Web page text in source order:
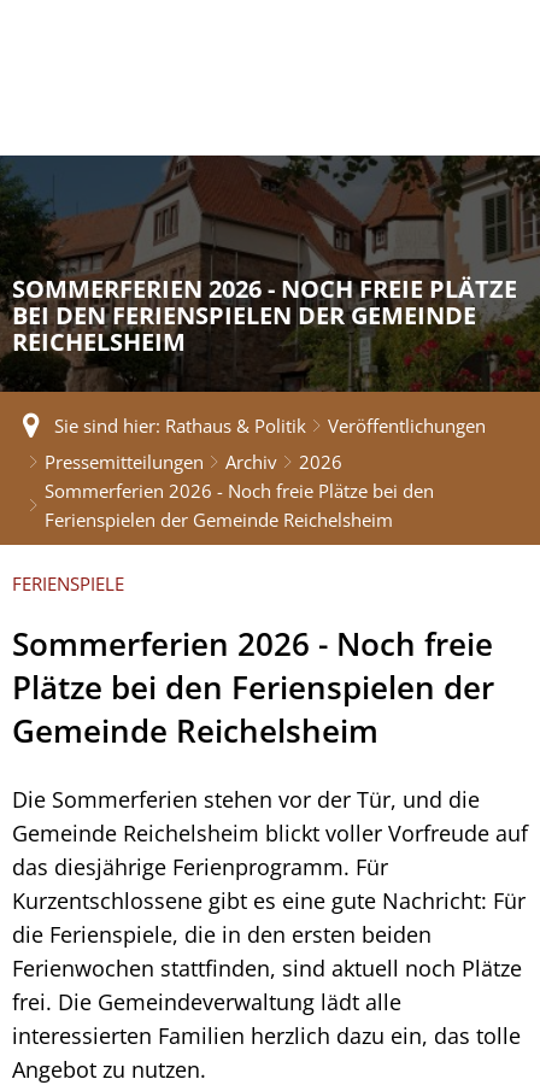
SOMMERFERIEN 2026 - NOCH FREIE PLÄTZE
BEI DEN FERIENSPIELEN DER GEMEINDE
REICHELSHEIM
Sie sind hier: Rathaus & Politik
Veröffentlichungen
Pressemitteilungen
Archiv
2026
Sommerferien 2026 - Noch freie Plätze bei den
Ferienspielen der Gemeinde Reichelsheim
FERIENSPIELE
Sommerferien 2026 - Noch freie
Plätze bei den Ferienspielen der
Gemeinde Reichelsheim
Die Sommerferien stehen vor der Tür, und die
Gemeinde Reichelsheim blickt voller Vorfreude auf
das diesjährige Ferienprogramm. Für
Kurzentschlossene gibt es eine gute Nachricht: Für
die Ferienspiele, die in den ersten beiden
Ferienwochen stattfinden, sind aktuell noch Plätze
frei. Die Gemeindeverwaltung lädt alle
interessierten Familien herzlich dazu ein, das tolle
Angebot zu nutzen.